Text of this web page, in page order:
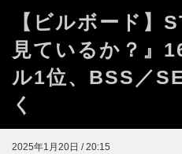
【ビルボード】
見ているか？』
ル1位、BSS／
く
2025年1月20日 / 20:15